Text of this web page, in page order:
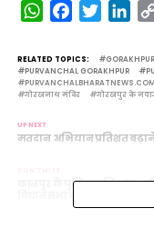
WhatsAppFacebookTwitter
RELATED TOPICS: GORAKHPUR
PURVANCHAL GORAKHPUR
PURVANCHALBHARATNEWS.COM
गोरखनाथ मंदिर
गोरखपुर के
UP NEXT
मतदान अभियान प्रतिशत
कानपुर के पुलिस कमिश्नर
विधानसभा चुनाव लड़ने की